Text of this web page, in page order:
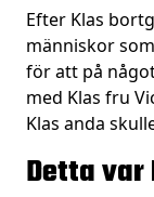
Efter Klas
människor
för att på
med Klas fru
Klas anda
Detta var